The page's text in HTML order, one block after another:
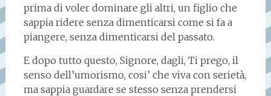
prima di voler dominare gli altri, un figlio che
sappia ridere senza dimenticarsi come si fa a
piangere, senza dimenticarsi del passato.
E dopo tutto questo, Signore, dagli, Ti prego, il
senso dell’umorismo, cosi’ che viva con serietà,
ma sappia guardare se stesso senza prendersi